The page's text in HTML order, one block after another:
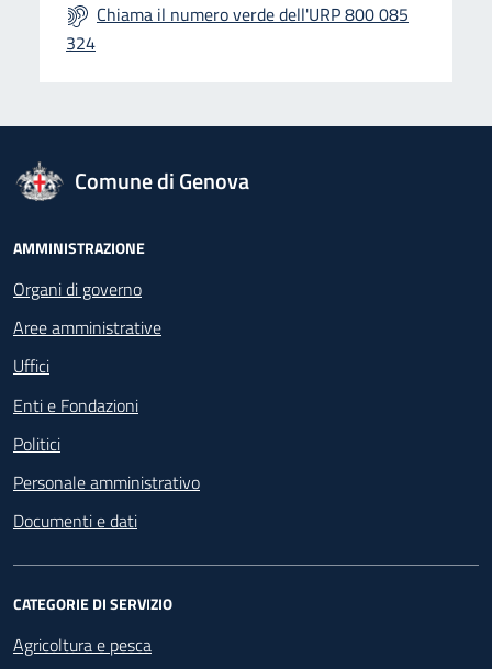
Chiama il numero verde dell'URP 800 085
324
logo Unione Europea
Comune di Genova
Footer - Navigazione
AMMINISTRAZIONE
Organi di governo
Aree amministrative
Uffici
Enti e Fondazioni
Politici
Personale amministrativo
Documenti e dati
CATEGORIE DI SERVIZIO
Agricoltura e pesca